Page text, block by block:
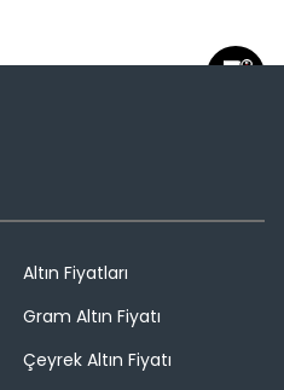
Altın Fiyatları
Gram Altın Fiyatı
Çeyrek Altın Fiyatı